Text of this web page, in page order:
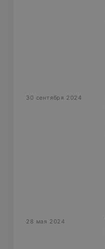
30 сентября 2024
28 мая 2024